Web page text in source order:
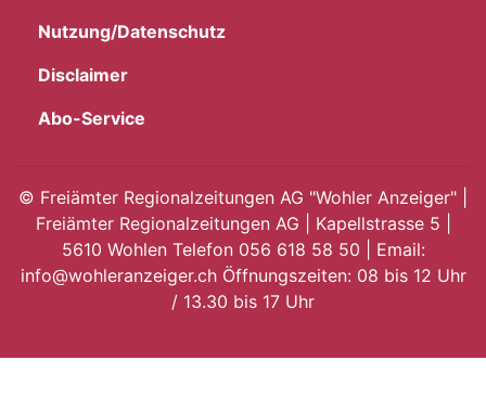
Nutzung/Datenschutz
Disclaimer
Abo-Service
© Freiämter Regionalzeitungen AG "Wohler Anzeiger" |
Freiämter Regionalzeitungen AG | Kapellstrasse 5 |
5610 Wohlen Telefon 056 618 58 50 | Email:
info@wohleranzeiger.ch Öffnungszeiten: 08 bis 12 Uhr
/ 13.30 bis 17 Uhr